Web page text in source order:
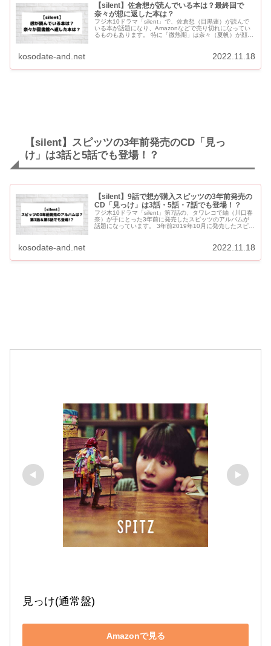
【silent】佐倉想が読んでいる本は？最終回で
奈々が想に返した本は？
フジ木10ドラマ「silent」で、佐倉想（目黒蓮）が読んで
いる本が話題になり、Amazonなどで売り切れになってい
るものもあります。 特に「微熱期」は奈々（夏帆）が顔を
kosodate-and.net 2022.11.18
【silent】スピッツの3年前発売のCD「見っ
け」は3話と5話でも登場！？
【silent】9話で想が購入スピッツの3年前発売の
CD「見っけ」は3話・5話・7話でも登場！？
フジ木10ドラマ「silent」第7話の、タワレコで紬（川口春
奈）が手にとった3年前に発売したスピッツのアルバムが
話題になっています。 3年前2019年10月に発売したスピッ
kosodate-and.net 2022.11.18
見っけ(通常盤)
Amazonで見る